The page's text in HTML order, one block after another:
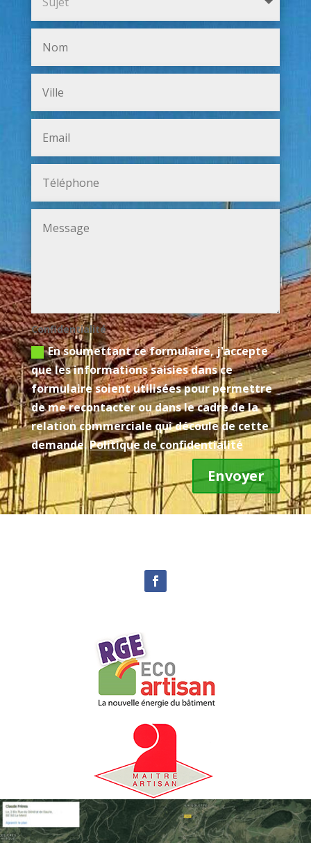
Confidentialité
En soumettant ce formulaire, j'accepte
que les informations saisies dans ce
formulaire soient utilisées pour permettre
de me recontacter ou dans le cadre de la
relation commerciale qui découle de cette
demande.Politique de confidentialité
Envoyer